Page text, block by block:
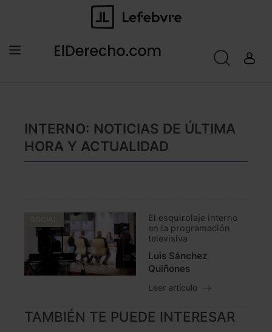
INTERNO: NOTICIAS DE ÚLTIMA
HORA Y ACTUALIDAD
El esquirolaje interno
en la programación
televisiva
Luis Sánchez
Quiñones
Leer artículo
TAMBIÉN TE PUEDE INTERESAR